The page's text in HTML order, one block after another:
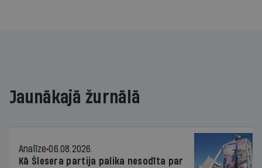
Jaunākajā žurnālā
Analīze 06.08.2026.
Kā Šlesera partija palika nesodīta par